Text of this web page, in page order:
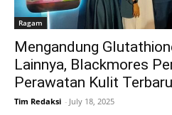
Ragam
Mengandung
Lainnya, Blackmores
Perawatan Kulit Terbaru
Tim Redaksi - July 18, 2025